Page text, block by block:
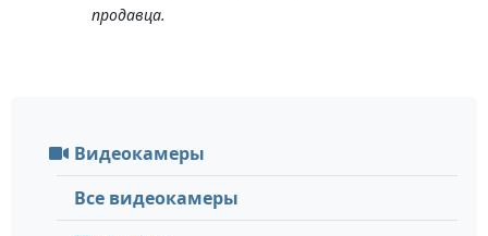
продавца.
Видеокамеры
Все видеокамеры